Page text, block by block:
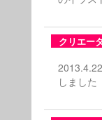
クリエー
しました